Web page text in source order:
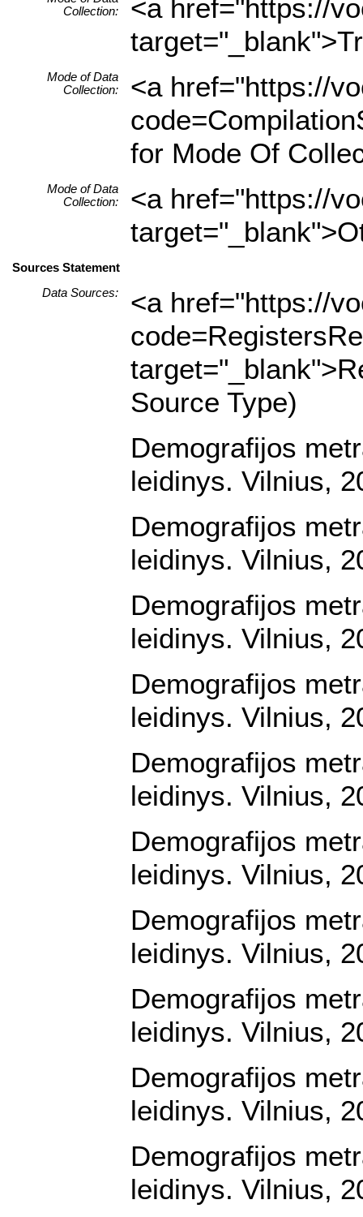
Collection:
<a href="https://
Mode of Data
Collection:
<a href="https://
for Mode Of
Mode of Data
Collection:
<a href="https://
Sources Statement
Data Sources:
<a href="https://
Source Type)
Demografijos
leidinys. Vilnius,
Demografijos
leidinys. Vilnius,
Demografijos
leidinys. Vilnius,
Demografijos
leidinys. Vilnius,
Demografijos
leidinys. Vilnius,
Demografijos
leidinys. Vilnius,
Demografijos
leidinys. Vilnius,
Demografijos
leidinys. Vilnius,
Demografijos
leidinys. Vilnius,
Demografijos
leidinys. Vilnius,